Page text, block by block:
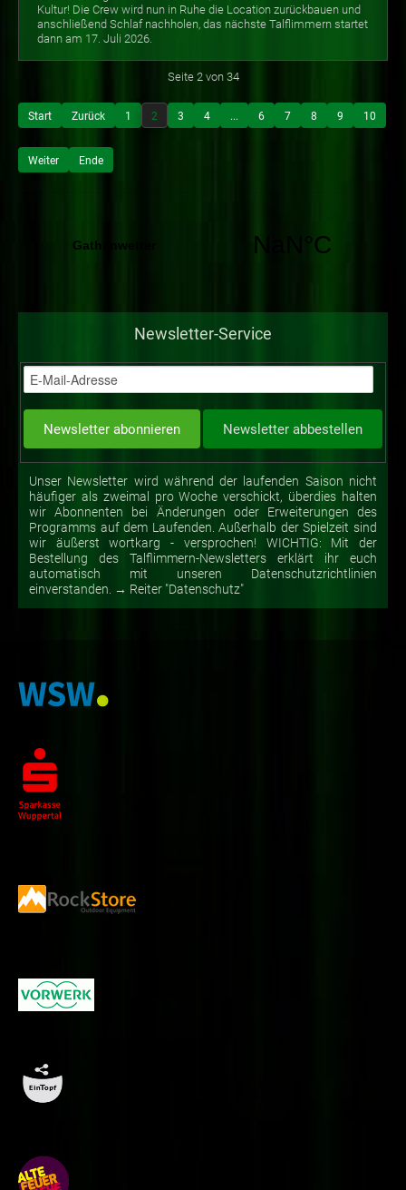
Kultur! Die Crew wird nun in Ruhe die Location zurückbauen und
anschließend Schlaf nachholen, das nächste Talflimmern startet
dann am 17. Juli 2026.
Seite 2 von 34
Start Zurück 1 2 3 4 ... 6 7 8 9 10
Weiter Ende
Newsletter-Service
Unser Newsletter wird während der laufenden Saison nicht
häufiger als zweimal pro Woche verschickt, überdies halten
wir Abonnenten bei Änderungen oder Erweiterungen des
Programms auf dem Laufenden. Außerhalb der Spielzeit sind
wir äußerst wortkarg - versprochen! WICHTIG: Mit der
Bestellung des Talflimmern-Newsletters erklärt ihr euch
automatisch mit unseren Datenschutzrichtlinien
einverstanden. → Reiter "Datenschutz"